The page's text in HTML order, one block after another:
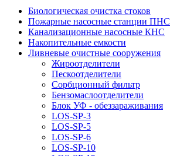
Биологическая очистка стоков
Пожарные насосные станции ПНС
Канализационные насосные КНС
Накопительные емкости
Ливневые очистные сооружения
Жироотделители
Пескоотделители
Сорбционный фильтр
Бензомаслоотделители
Блок УФ - обеззараживания
LOS-SP-3
LOS-SP-5
LOS-SP-6
LOS-SP-10